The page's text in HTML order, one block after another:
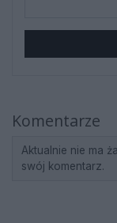
Komentarze
Aktualnie nie ma
swój komentarz.